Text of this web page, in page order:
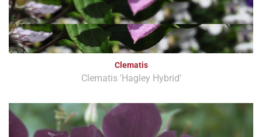
Clematis
Clematis 'Hagley Hybrid'